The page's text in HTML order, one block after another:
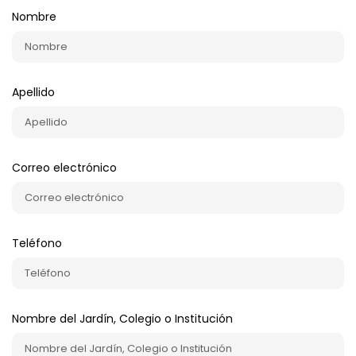
Nombre
Apellido
Correo electrónico
Teléfono
Nombre del Jardín, Colegio o Institución